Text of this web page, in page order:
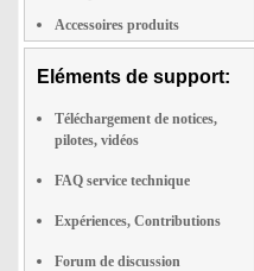
Accessoires produits
Eléments de support:
Téléchargement de notices,
pilotes, vidéos
FAQ service technique
Expériences, Contributions
Forum de discussion